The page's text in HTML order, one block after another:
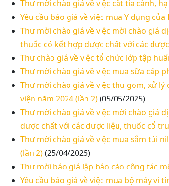
Thư mời chào giá về việc cắt tỉa cành,
Yêu cầu báo giá về việc mua Y dụng của
Thư mời chào giá về việc mời chào giá
thuốc có kết hợp dược chất với các
Thư chào giá về việc tổ chức lớp tập
Thư mời chào giá về việc mua sữa cấp
Thư mời chào giá về việc thu gom, xử
viện năm 2024 (lần 2)(05/05/2025)
Thư mời chào giá về việc mời chào giá
dược chất với các dược liệu, thuốc cổ
Thư mời chào giá về việc mua sắm túi
(lần 2)(25/04/2025)
Thư mời báo giá lập báo cáo công tác
Yêu cầu báo giá về việc mua bộ máy vi